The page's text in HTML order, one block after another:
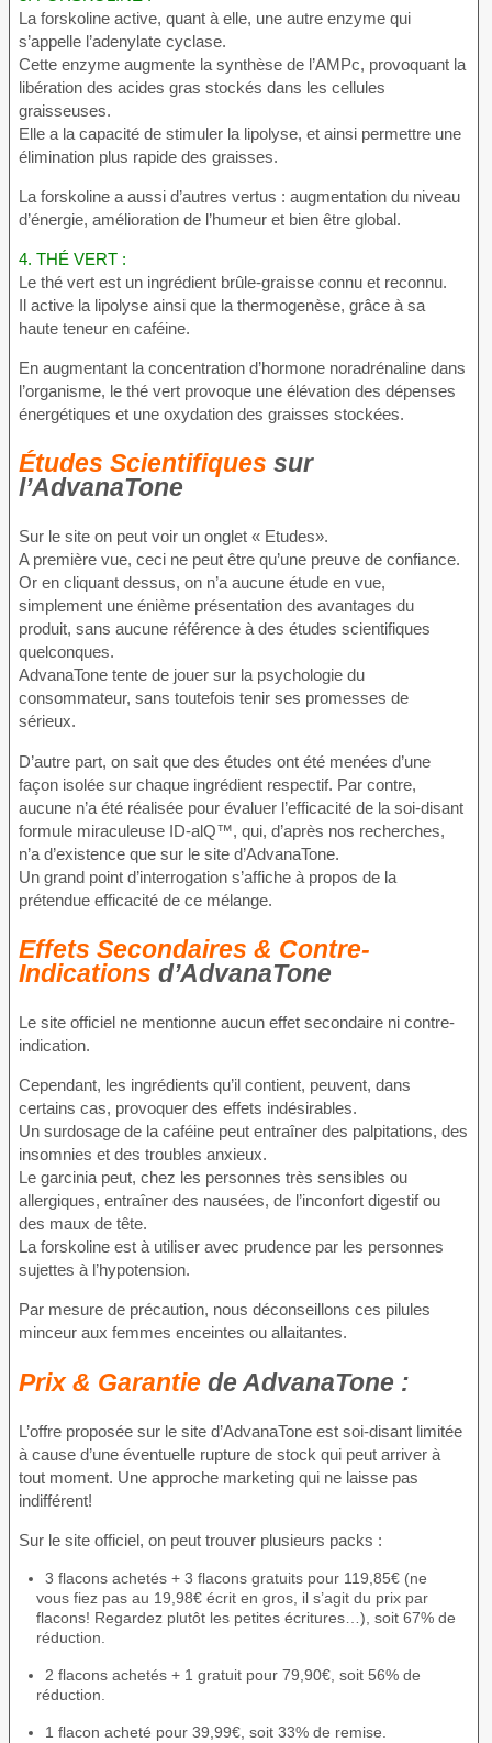
La forskoline active, quant à elle, une autre enzyme qui
s’appelle l’adenylate cyclase.
Cette enzyme augmente la synthèse de l’AMPc, provoquant la
libération des acides gras stockés dans les cellules
graisseuses.
Elle a la capacité de stimuler la lipolyse, et ainsi permettre une
élimination plus rapide des graisses.
La forskoline a aussi d’autres vertus : augmentation du niveau
d’énergie, amélioration de l’humeur et bien être global.
4. THÉ VERT :
Le thé vert est un ingrédient brûle-graisse connu et reconnu.
Il active la lipolyse ainsi que la thermogenèse, grâce à sa
haute teneur en caféine.
En augmentant la concentration d’hormone noradrénaline dans
l’organisme, le thé vert provoque une élévation des dépenses
énergétiques et une oxydation des graisses stockées.
Études Scientifiques sur
l’AdvanaTone
Sur le site on peut voir un onglet « Etudes».
A première vue, ceci ne peut être qu’une preuve de confiance.
Or en cliquant dessus, on n’a aucune étude en vue,
simplement une énième présentation des avantages du
produit, sans aucune référence à des études scientifiques
quelconques.
AdvanaTone tente de jouer sur la psychologie du
consommateur, sans toutefois tenir ses promesses de
sérieux.
D’autre part, on sait que des études ont été menées d’une
façon isolée sur chaque ingrédient respectif. Par contre,
aucune n’a été réalisée pour évaluer l’efficacité de la soi-disant
formule miraculeuse ID-alQ™, qui, d’après nos recherches,
n’a d’existence que sur le site d’AdvanaTone.
Un grand point d’interrogation s’affiche à propos de la
prétendue efficacité de ce mélange.
Effets Secondaires & Contre-
Indications d’AdvanaTone
Le site officiel ne mentionne aucun effet secondaire ni contre-
indication.
Cependant, les ingrédients qu’il contient, peuvent, dans
certains cas, provoquer des effets indésirables.
Un surdosage de la caféine peut entraîner des palpitations, des
insomnies et des troubles anxieux.
Le garcinia peut, chez les personnes très sensibles ou
allergiques, entraîner des nausées, de l’inconfort digestif ou
des maux de tête.
La forskoline est à utiliser avec prudence par les personnes
sujettes à l’hypotension.
Par mesure de précaution, nous déconseillons ces pilules
minceur aux femmes enceintes ou allaitantes.
Prix & Garantie de AdvanaTone :
L’offre proposée sur le site d’AdvanaTone est soi-disant limitée
à cause d’une éventuelle rupture de stock qui peut arriver à
tout moment. Une approche marketing qui ne laisse pas
indifférent!
Sur le site officiel, on peut trouver plusieurs packs :
3 flacons achetés + 3 flacons gratuits pour 119,85€ (ne
vous fiez pas au 19,98€ écrit en gros, il s’agit du prix par
flacons! Regardez plutôt les petites écritures…), soit 67% de
réduction.
2 flacons achetés + 1 gratuit pour 79,90€, soit 56% de
réduction.
1 flacon acheté pour 39,99€, soit 33% de remise.